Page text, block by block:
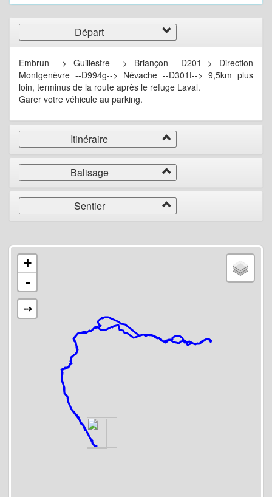
Départ
Embrun --> Guillestre --> Briançon --D201--> Direction
Montgenèvre --D994g--> Névache --D301t--> 9,5km plus
loin, terminus de la route après le refuge Laval.
Garer votre véhicule au parking.
Itinéraire
Balisage
Sentier
+
-
⇢